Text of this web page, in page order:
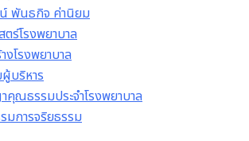
พันธกิจ ค่านิยม
ร์โรงพยาบาล
งโรงพยาบาล
บริหาร
ณธรรมประจำโรงพยาบาล
มการจริยธรรม